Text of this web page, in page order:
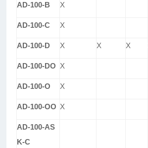
AD-100-B X
AD-100-C X
AD-100-D X X X
AD-100-DO X
AD-100-O X
AD-100-OO X
AD-100-AS
K-C